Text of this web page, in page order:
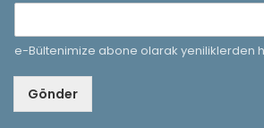
e-Bültenimize abone olarak yeniliklerden
Gönder